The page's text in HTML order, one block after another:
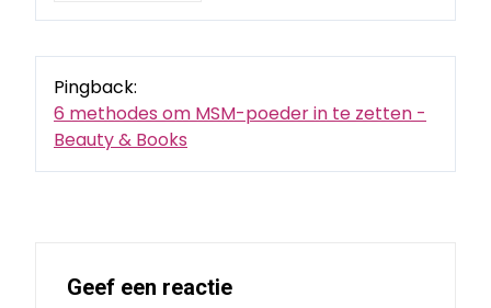
Pingback:
6 methodes om MSM-poeder in te zetten -
Beauty & Books
Geef een reactie